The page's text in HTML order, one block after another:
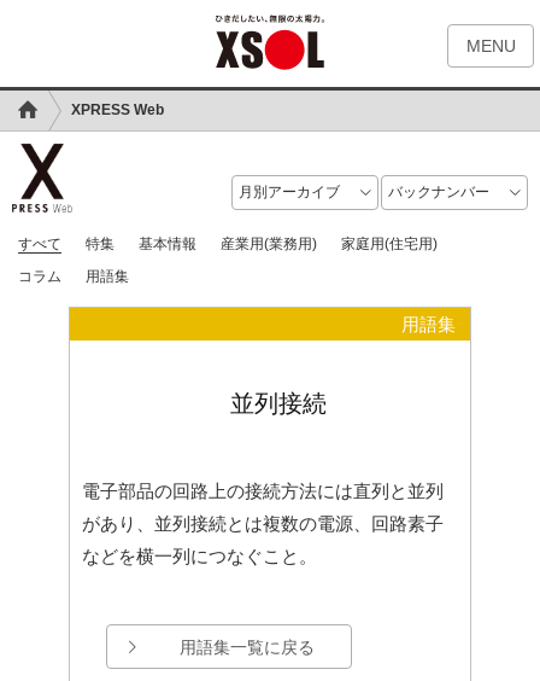
MENU
XPRESS Web
すべて 特集 基本情報 産業用(業務用)
家庭用(住宅用)
コラム
用語集
用語集
並列接続
電子部品の回路上の接続方法には直列と並列
があり、並列接続とは複数の電源、回路素子
などを横一列につなぐこと。
用語集一覧に戻る